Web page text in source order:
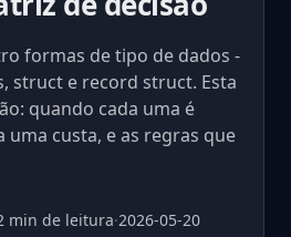
formas de tipo de dados -
struct e record struct. Esta
quando cada uma é
uma custa, e as regras que
min de leitura·2026-05-20